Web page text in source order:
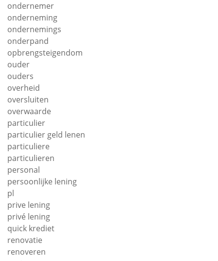
ondernemer
onderneming
ondernemings
onderpand
opbrengsteigendom
ouder
ouders
overheid
oversluiten
overwaarde
particulier
particulier geld lenen
particuliere
particulieren
personal
persoonlijke lening
pl
prive lening
privé lening
quick krediet
renovatie
renoveren